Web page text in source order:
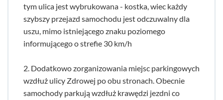
tym ulica jest wybrukowana - kostka, wiec każdy
szybszy przejazd samochodu jest odczuwalny dla
uszu, mimo istniejącego znaku poziomego
informującego o strefie 30 km/h
2. Dodatkowo zorganizowania miejsc parkingowych
wzdłuż ulicy Zdrowej po obu stronach. Obecnie
samochody parkują wzdłuż krawędzi jezdni co